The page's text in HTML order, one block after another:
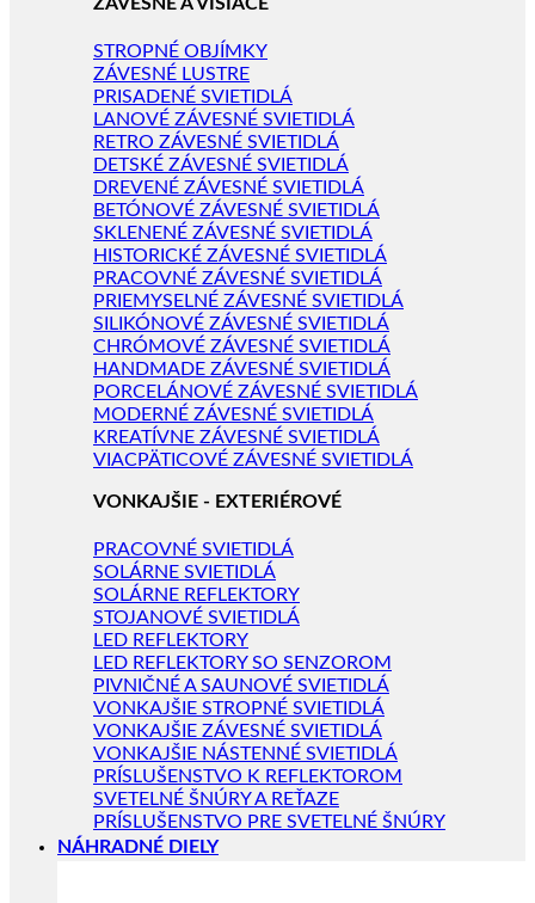
ZÁVESNÉ A VISIACE
STROPNÉ OBJÍMKY
ZÁVESNÉ LUSTRE
PRISADENÉ SVIETIDLÁ
LANOVÉ ZÁVESNÉ SVIETIDLÁ
RETRO ZÁVESNÉ SVIETIDLÁ
DETSKÉ ZÁVESNÉ SVIETIDLÁ
DREVENÉ ZÁVESNÉ SVIETIDLÁ
BETÓNOVÉ ZÁVESNÉ SVIETIDLÁ
SKLENENÉ ZÁVESNÉ SVIETIDLÁ
HISTORICKÉ ZÁVESNÉ SVIETIDLÁ
PRACOVNÉ ZÁVESNÉ SVIETIDLÁ
PRIEMYSELNÉ ZÁVESNÉ SVIETIDLÁ
SILIKÓNOVÉ ZÁVESNÉ SVIETIDLÁ
CHRÓMOVÉ ZÁVESNÉ SVIETIDLÁ
HANDMADE ZÁVESNÉ SVIETIDLÁ
PORCELÁNOVÉ ZÁVESNÉ SVIETIDLÁ
MODERNÉ ZÁVESNÉ SVIETIDLÁ
KREATÍVNE ZÁVESNÉ SVIETIDLÁ
VIACPÄTICOVÉ ZÁVESNÉ SVIETIDLÁ
VONKAJŠIE - EXTERIÉROVÉ
PRACOVNÉ SVIETIDLÁ
SOLÁRNE SVIETIDLÁ
SOLÁRNE REFLEKTORY
STOJANOVÉ SVIETIDLÁ
LED REFLEKTORY
LED REFLEKTORY SO SENZOROM
PIVNIČNÉ A SAUNOVÉ SVIETIDLÁ
VONKAJŠIE STROPNÉ SVIETIDLÁ
VONKAJŠIE ZÁVESNÉ SVIETIDLÁ
VONKAJŠIE NÁSTENNÉ SVIETIDLÁ
PRÍSLUŠENSTVO K REFLEKTOROM
SVETELNÉ ŠNÚRY A REŤAZE
PRÍSLUŠENSTVO PRE SVETELNÉ ŠNÚRY
NÁHRADNÉ DIELY